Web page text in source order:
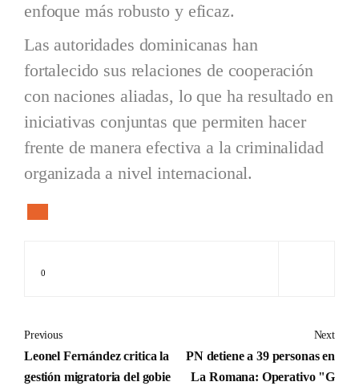
enfoque más robusto y eficaz.
Las autoridades dominicanas han
fortalecido sus relaciones de cooperación
con naciones aliadas, lo que ha resultado en
iniciativas conjuntas que permiten hacer
frente de manera efectiva a la criminalidad
organizada a nivel internacional.
0
Previous
Leonel Fernández critica la
gestión migratoria del gobie
Next
PN detiene a 39 personas en
La Romana: Operativo "G